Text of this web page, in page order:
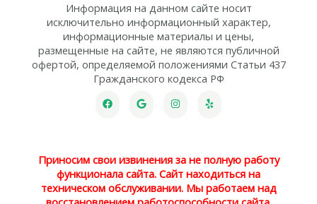
Информация на данном сайте носит
исключительно информационный характер,
информационные материалы и цены,
размещенные на сайте, не являются публичной
офертой, определяемой положениями Статьи 437
Гражданского кодекса РФ
Приносим свои извинения за не полную работу
функционала сайта. Сайт находиться на
техническом обслуживании. Мы работаем над